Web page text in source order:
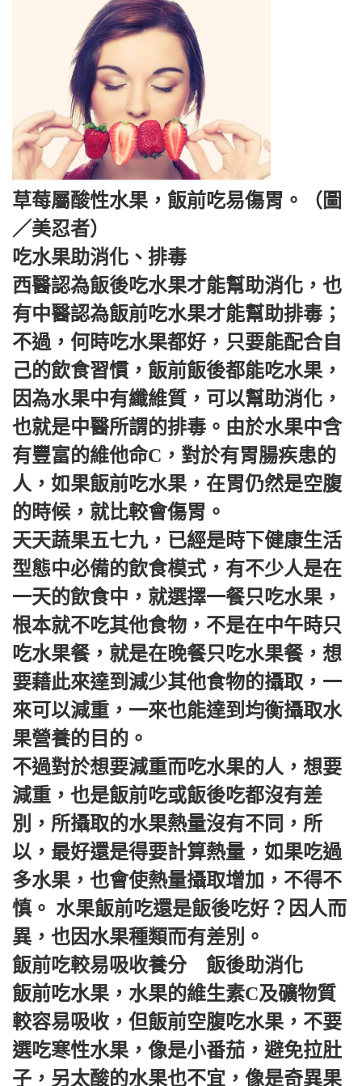
草莓屬酸性水果，飯前吃易傷胃。（圖
／美忍者）
吃水果助消化、排毒
西醫認為飯後吃水果才能幫助消化，也
有中醫認為飯前吃水果才能幫助排毒；
不過，何時吃水果都好，只要能配合自
己的飲食習慣，飯前飯後都能吃水果，
因為水果中有纖維質，可以幫助消化，
也就是中醫所謂的排毒。由於水果中含
有豐富的維他命C，對於有胃腸疾患的
人，如果飯前吃水果，在胃仍然是空腹
的時候，就比較會傷胃。
天天蔬果五七九，已經是時下健康生活
型態中必備的飲食模式，有不少人是在
一天的飲食中，就選擇一餐只吃水果，
根本就不吃其他食物，不是在中午時只
吃水果餐，就是在晚餐只吃水果餐，想
要藉此來達到減少其他食物的攝取，一
來可以減重，一來也能達到均衡攝取水
果營養的目的。
不過對於想要減重而吃水果的人，想要
減重，也是飯前吃或飯後吃都沒有差
別，所攝取的水果熱量沒有不同，所
以，最好還是得要計算熱量，如果吃過
多水果，也會使熱量攝取增加，不得不
慎。 水果飯前吃還是飯後吃好？因人而
異，也因水果種類而有差別。
飯前吃較易吸收養分 飯後助消化
飯前吃水果，水果的維生素C及礦物質
較容易吸收，但飯前空腹吃水果，不要
選吃寒性水果，像是小番茄，避免拉肚
子，另太酸的水果也不宜，像是奇異果